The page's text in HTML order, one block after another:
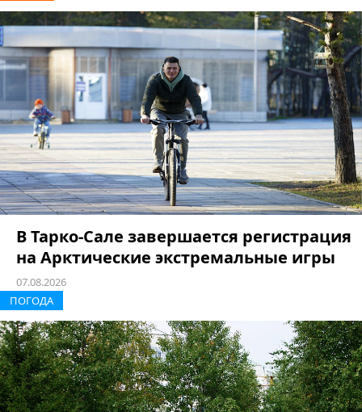
В Тарко-Сале завершается регистрация
на Арктические экстремальные игры
07.08.2026
ПОГОДА